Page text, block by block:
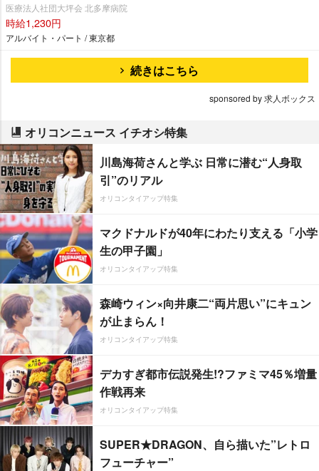
医療法人社団大坪会 北多摩病院
時給1,230円
アルバイト・パート / 東京都
続きはこちら
sponsored by 求人ボックス
オリコンニュース イチオシ特集
川島海荷さんと学ぶ 日常に潜む“人身取
引”のリアル
オリコンタイアップ特集
マクドナルドが40年にわたり支える「小学
生の甲子園」
オリコンタイアップ特集
森崎ウィン×向井康二“両片思い”にキュン
が止まらん！
オリコンタイアップ特集
デカすぎ都市伝説発生!?ファミマ45％増量
作戦再来
オリコンタイアップ特集
SUPER★DRAGON、自ら描いた”レトロ
フューチャー”